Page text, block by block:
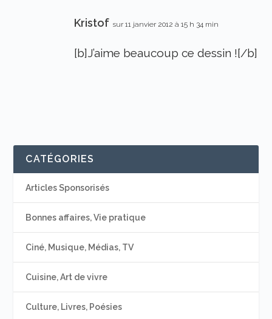
Kristof sur 11 janvier 2012 à 15 h 34 min
[b]J’aime beaucoup ce dessin ![/b]
CATÉGORIES
Articles Sponsorisés
Bonnes affaires, Vie pratique
Ciné, Musique, Médias, TV
Cuisine, Art de vivre
Culture, Livres, Poésies